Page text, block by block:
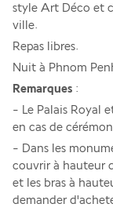
style Art Déco et
ville.
Repas libres.
Nuit à Phnom
Remarques :
- Le Palais Royal
en cas de
- Dans les
couvrir à hauteur
et les bras à
demander